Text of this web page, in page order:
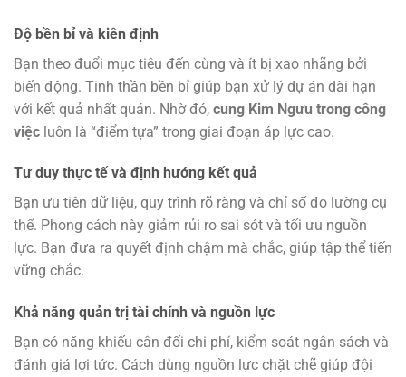
Độ bền bỉ và kiên định
Bạn theo đuổi mục tiêu đến cùng và ít bị xao nhãng bởi
biến động. Tinh thần bền bỉ giúp bạn xử lý dự án dài hạn
với kết quả nhất quán. Nhờ đó, cung Kim Ngưu trong công
việc luôn là “điểm tựa” trong giai đoạn áp lực cao.
Tư duy thực tế và định hướng kết quả
Bạn ưu tiên dữ liệu, quy trình rõ ràng và chỉ số đo lường cụ
thể. Phong cách này giảm rủi ro sai sót và tối ưu nguồn
lực. Bạn đưa ra quyết định chậm mà chắc, giúp tập thể tiến
vững chắc.
Khả năng quản trị tài chính và nguồn lực
Bạn có năng khiếu cân đối chi phí, kiểm soát ngân sách và
đánh giá lợi tức. Cách dùng nguồn lực chặt chẽ giúp đội